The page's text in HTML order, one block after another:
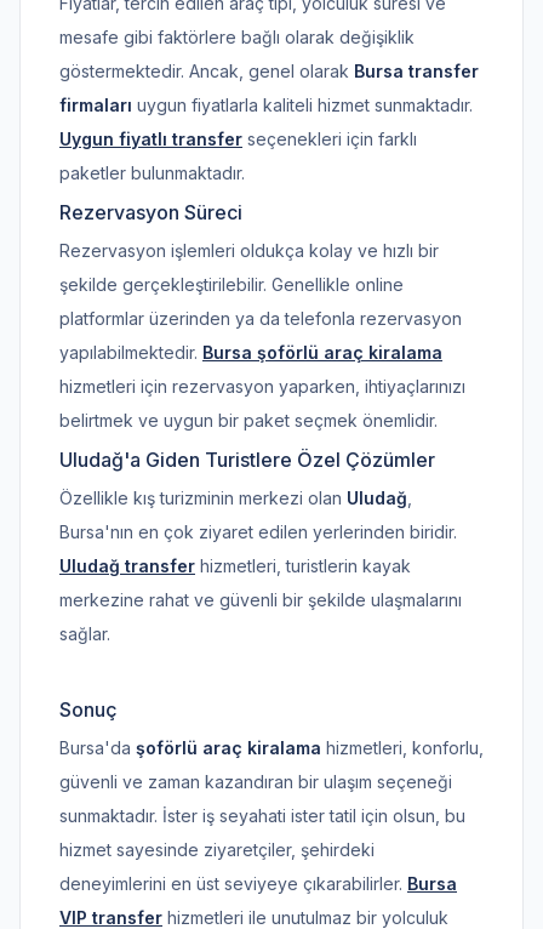
mesafe gibi faktörlere bağlı olarak değişiklik
göstermektedir. Ancak, genel olarak Bursa transfer
firmaları uygun fiyatlarla kaliteli hizmet sunmaktadır.
Uygun fiyatlı transfer seçenekleri için farklı
paketler bulunmaktadır.
Rezervasyon Süreci
Rezervasyon işlemleri oldukça kolay ve hızlı bir
şekilde gerçekleştirilebilir. Genellikle online
platformlar üzerinden ya da telefonla rezervasyon
yapılabilmektedir. Bursa şoförlü araç kiralama
hizmetleri için rezervasyon yaparken, ihtiyaçlarınızı
belirtmek ve uygun bir paket seçmek önemlidir.
Uludağ'a Giden Turistlere Özel Çözümler
Özellikle kış turizminin merkezi olan Uludağ
Bursa'nın en çok ziyaret edilen yerlerinden biridir.
Uludağ transfer hizmetleri, turistlerin kayak
merkezine rahat ve güvenli bir şekilde ulaşmalarını
sağlar.
Sonuç
Bursa'da şoförlü araç kiralama hizmetleri, konforlu,
güvenli ve zaman kazandıran bir ulaşım seçeneği
sunmaktadır. İster iş seyahati ister tatil için olsun, bu
hizmet sayesinde ziyaretçiler, şehirdeki
deneyimlerini en üst seviyeye çıkarabilirler. Bursa
VIP transfer hizmetleri ile unutulmaz bir yolculuk